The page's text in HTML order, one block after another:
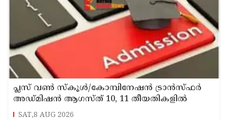
പ്ലസ് വൺ സ്‌കൂൾ/കോമ്പിനേഷൻ ട്രാൻസ്ഫർ
അഡ്മിഷൻ ആഗസ്ത് 10, 11 തീയതികളിൽ
SAT,8 AUG 2026